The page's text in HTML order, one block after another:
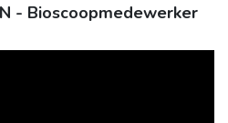
- Bioscoopmedewerker